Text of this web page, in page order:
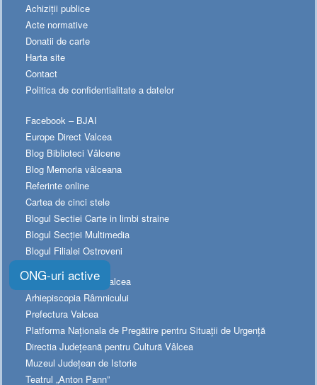
Achiziții publice
Acte normative
Donatii de carte
Harta site
Contact
Politica de confidentialitate a datelor
Facebook – BJAI
Europe Direct Valcea
Blog Biblioteci Vâlcene
Blog Memoria vâlceana
Referinte online
Cartea de cinci stele
Blogul Sectiei Carte in limbi straine
Blogul Secției Multimedia
Blogul Filialei Ostroveni
Consiliul Judetean Valcea
Arhiepiscopia Râmnicului
Prefectura Valcea
Platforma Naționala de Pregătire pentru Situații de Urgență
Directia Judeţeană pentru Cultură Vâlcea
Muzeul Judeţean de Istorie
Teatrul „Anton Pann”
ONG-uri active